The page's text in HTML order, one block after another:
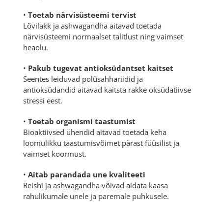
• Toetab närvisüsteemi tervist
Lõvilakk ja ashwagandha aitavad toetada
närvisüsteemi normaalset talitlust ning vaimset
heaolu.
• Pakub tugevat antioksüdantset kaitset
Seentes leiduvad polüsahhariidid ja
antioksüdandid aitavad kaitsta rakke oksüdatiivse
stressi eest.
• Toetab organismi taastumist
Bioaktiivsed ühendid aitavad toetada keha
loomulikku taastumisvõimet pärast füüsilist ja
vaimset koormust.
• Aitab parandada une kvaliteeti
Reishi ja ashwagandha võivad aidata kaasa
rahulikumale unele ja paremale puhkusele.